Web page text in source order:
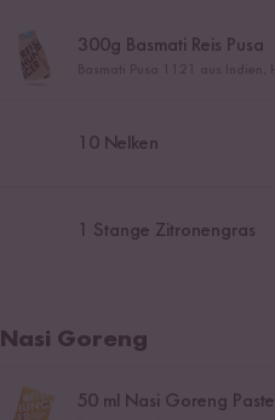
300g Basmati Reis Pusa
10Nelken
1 Stange Zitronengras
Nasi Goreng
50ml Nasi Goreng Paste